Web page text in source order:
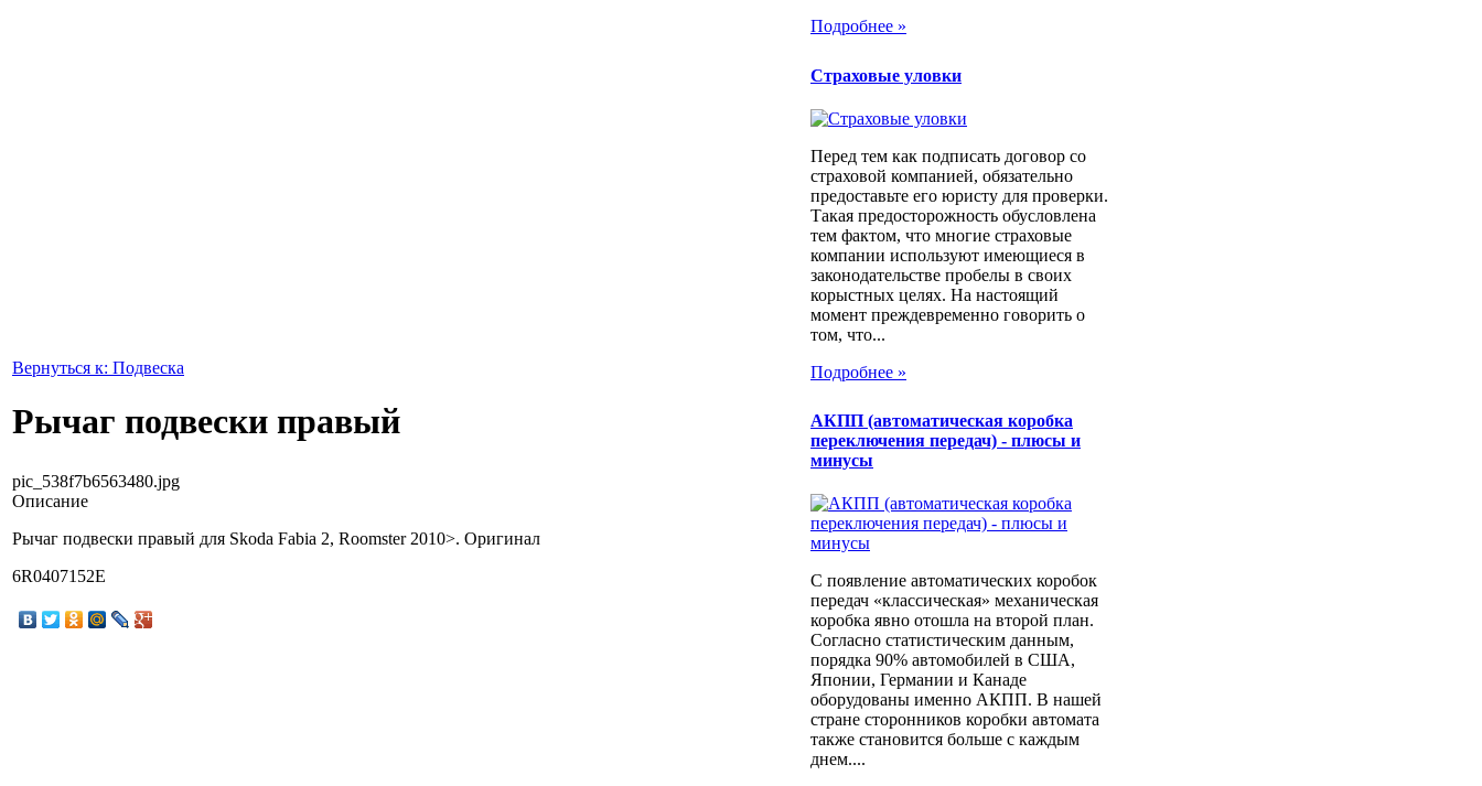
Вернуться к: Подвеска
Рычаг подвески правый
pic_538f7b6563480.jpg
Описание
Рычаг подвески правый для Skoda Fabia 2, Roomster 2010>. Оригинал
6R0407152E
Подробнее »
Страховые уловки
Перед тем как подписать договор со
страховой компанией, обязательно
предоставьте его юристу для проверки.
Такая предосторожность обусловлена
тем фактом, что многие страховые
компании используют имеющиеся в
законодательстве пробелы в своих
корыстных целях. На настоящий
момент преждевременно говорить о
том, что...
Подробнее »
АКПП (автоматическая коробка
переключения передач) - плюсы и
минусы
С появление автоматических коробок
передач «классическая» механическая
коробка явно отошла на второй план.
Согласно статистическим данным,
порядка 90% автомобилей в США,
Японии, Германии и Канаде
оборудованы именно АКПП. В нашей
стране сторонников коробки автомата
также становится больше с каждым
днем....